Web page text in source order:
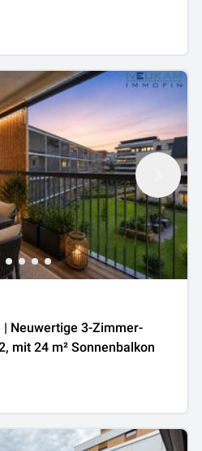
Neuwertige 3-Zimmer-
mit 24 m² Sonnenbalkon